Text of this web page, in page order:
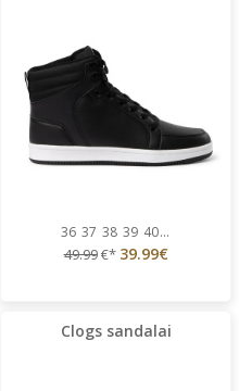
36 37 38 39 40...
49.99€* 39.99€
Clogs sandalai